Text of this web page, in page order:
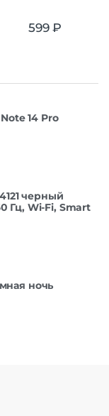
599₽
14 Pro
черный
Гц, Wi-Fi, Smart
ночь